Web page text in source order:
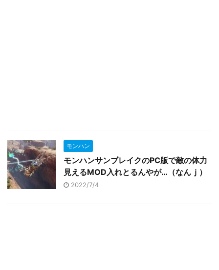
モンハン
モンハンサンブレイクのPC版で敵の体力
見えるMOD入れとるんやが…（なんｊ）
2022/7/4